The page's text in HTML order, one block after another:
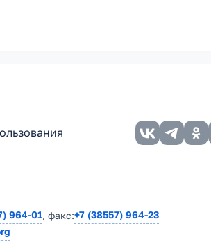
964-01, факс:+7 (38557) 964-23